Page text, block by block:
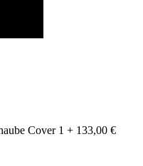
Cover 1 + 133,00 €